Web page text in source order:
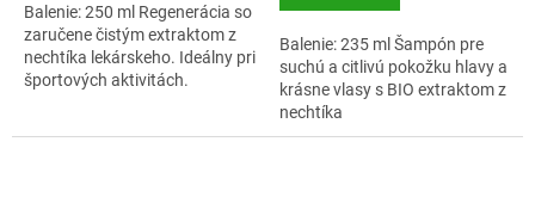
Balenie: 250 ml Regenerácia so
zaručene čistým extraktom z
nechtíka lekárskeho. Ideálny pri
športových aktivitách.
Balenie: 235 ml Šampón pre
suchú a citlivú pokožku hlavy a
krásne vlasy s BIO extraktom z
nechtíka